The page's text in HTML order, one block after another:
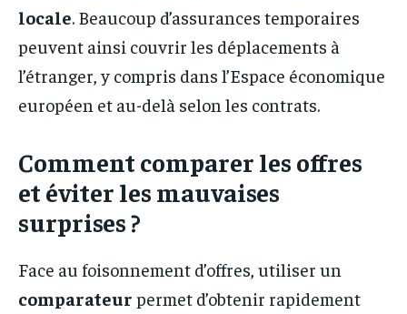
locale. Beaucoup d’assurances temporaires
peuvent ainsi couvrir les déplacements à
l’étranger, y compris dans l’Espace économique
européen et au-delà selon les contrats.
Comment comparer les offres
et éviter les mauvaises
surprises ?
Face au foisonnement d’offres, utiliser un
comparateur permet d’obtenir rapidement